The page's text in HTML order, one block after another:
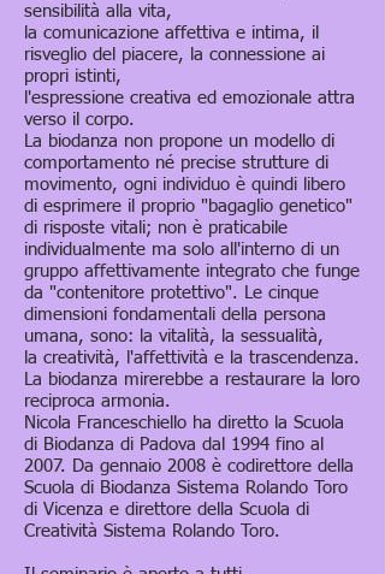
sensibilità alla vita,
la comunicazione affettiva e intima, il
risveglio del piacere, la connessione ai
propri istinti,
l'espressione creativa ed emozionale attra
verso il corpo.
La biodanza non propone un modello di
comportamento né precise strutture di
movimento, ogni individuo è quindi libero
di esprimere il proprio "bagaglio genetico"
di risposte vitali; non è praticabile
individualmente ma solo all'interno di un
gruppo affettivamente integrato che funge
da "contenitore protettivo". Le cinque
dimensioni fondamentali della persona
umana, sono: la vitalità, la sessualità,
la creatività, l'affettività e la trascendenza.
La biodanza mirerebbe a restaurare la loro
reciproca armonia.
Nicola Franceschiello ha diretto la Scuola
di Biodanza di Padova dal 1994 fino al
2007. Da gennaio 2008 è codirettore della
Scuola di Biodanza Sistema Rolando Toro
di Vicenza e direttore della Scuola di
Creatività Sistema Rolando Toro.